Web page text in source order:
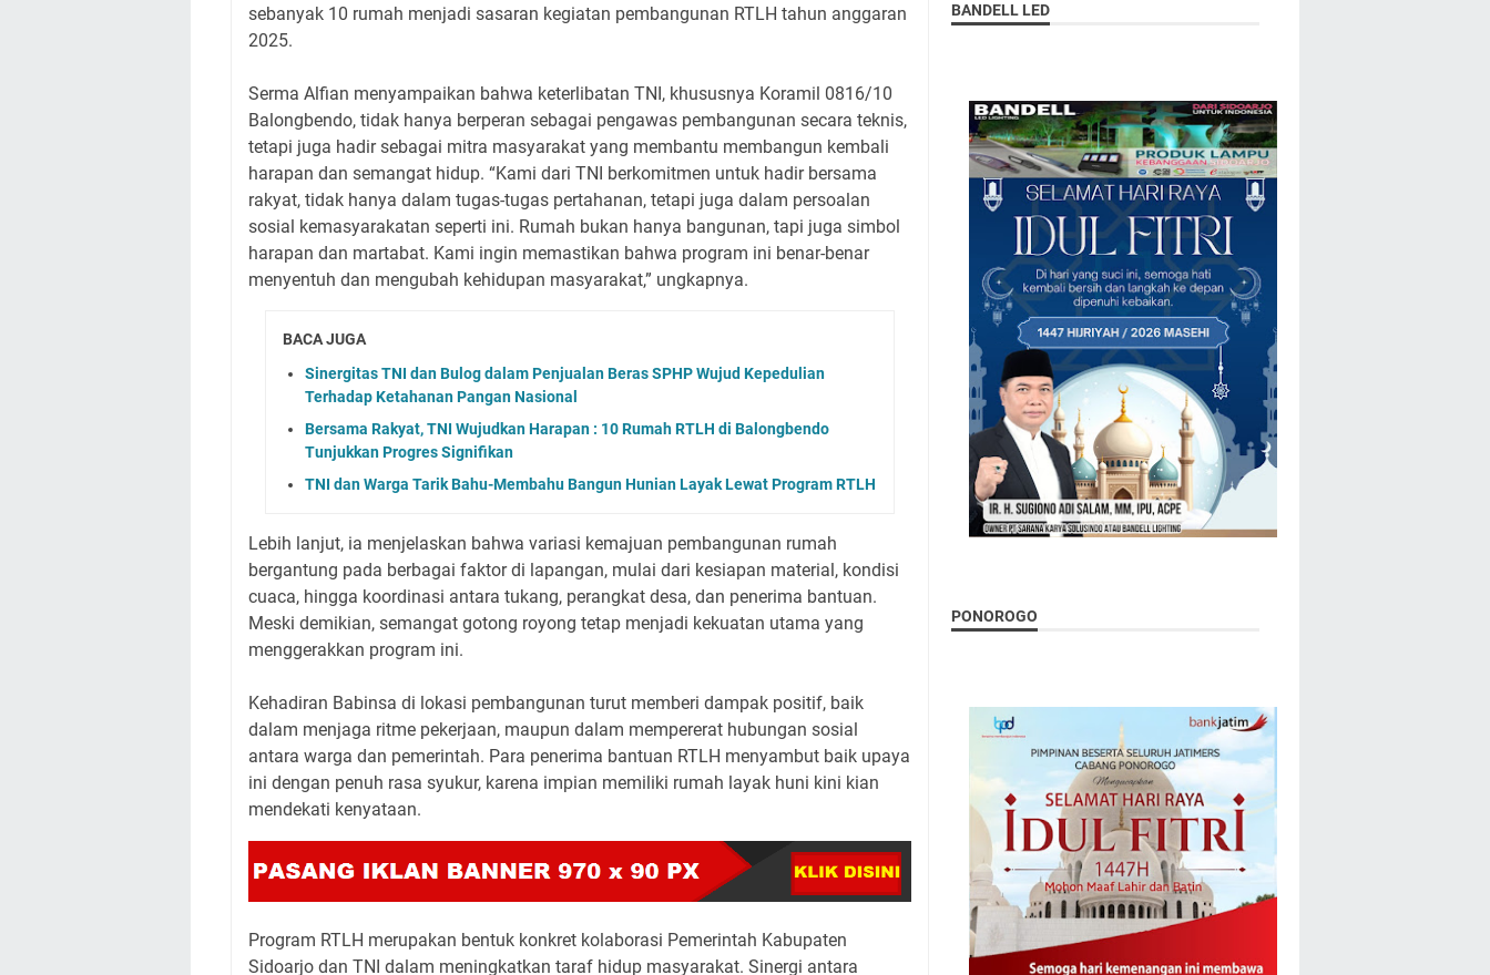
sebanyak 10 rumah menjadi sasaran kegiatan pembangunan RTLH tahun anggaran
2025.
Serma Alfian menyampaikan bahwa keterlibatan TNI, khususnya Koramil 0816/10
Balongbendo, tidak hanya berperan sebagai pengawas pembangunan secara teknis,
tetapi juga hadir sebagai mitra masyarakat yang membantu membangun kembali
harapan dan semangat hidup. “Kami dari TNI berkomitmen untuk hadir bersama
rakyat, tidak hanya dalam tugas-tugas pertahanan, tetapi juga dalam persoalan
sosial kemasyarakatan seperti ini. Rumah bukan hanya bangunan, tapi juga simbol
harapan dan martabat. Kami ingin memastikan bahwa program ini benar-benar
menyentuh dan mengubah kehidupan masyarakat,” ungkapnya.
BACA JUGA
Sinergitas TNI dan Bulog dalam Penjualan Beras SPHP Wujud Kepedulian
Terhadap Ketahanan Pangan Nasional
Bersama Rakyat, TNI Wujudkan Harapan : 10 Rumah RTLH di Balongbendo
Tunjukkan Progres Signifikan
TNI dan Warga Tarik Bahu-Membahu Bangun Hunian Layak Lewat Program RTLH
Lebih lanjut, ia menjelaskan bahwa variasi kemajuan pembangunan rumah
bergantung pada berbagai faktor di lapangan, mulai dari kesiapan material, kondisi
cuaca, hingga koordinasi antara tukang, perangkat desa, dan penerima bantuan.
Meski demikian, semangat gotong royong tetap menjadi kekuatan utama yang
menggerakkan program ini.
Kehadiran Babinsa di lokasi pembangunan turut memberi dampak positif, baik
dalam menjaga ritme pekerjaan, maupun dalam mempererat hubungan sosial
antara warga dan pemerintah. Para penerima bantuan RTLH menyambut baik upaya
ini dengan penuh rasa syukur, karena impian memiliki rumah layak huni kini kian
mendekati kenyataan.
Program RTLH merupakan bentuk konkret kolaborasi Pemerintah Kabupaten
Sidoarjo dan TNI dalam meningkatkan taraf hidup masyarakat. Sinergi antara
BANDELL LED
PONOROGO